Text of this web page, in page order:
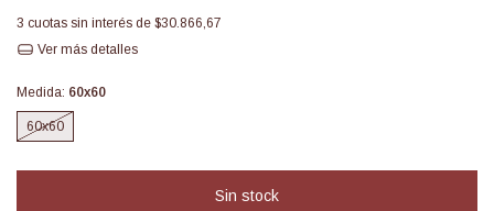
3 cuotas sin interés de $30.866,67
Ver más detalles
Medida: 60x60
60x60